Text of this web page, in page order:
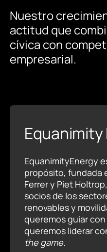
Nuestro
actitud que
cívica con
empresarial.
Equanimity
EquanimityEnergy
propósito, fundada
Ferrer y Piet
socios de los
renovables y
queremos guiar
queremos liderar
the game.